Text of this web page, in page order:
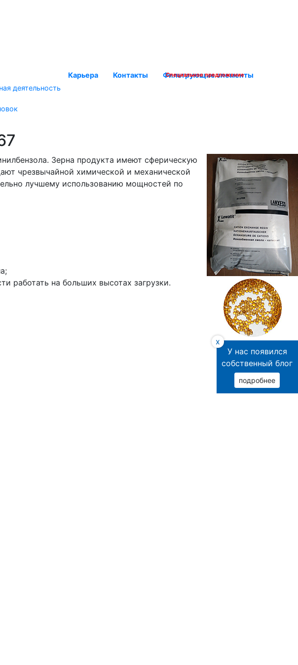
x
У нас появился
собственный блог
подробнее
деятельность
Карьера Контакты Фильтрующие элементы
Специальное предложение
Зерна продукта имеют сферическую
чрезвычайной химической и механической
лучшему использованию мощностей по
работать на больших высотах загрузки.